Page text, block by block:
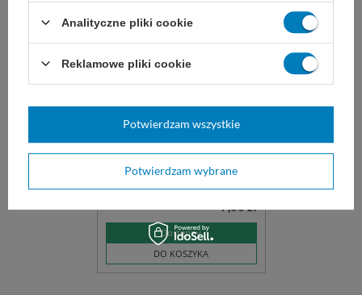
Gaziki do dezynfekcji 6 x 6
cm (100 szt.) UroMed
Gaziki do dezynfekcji skóry.
Dostępny
DO KOSZYKA
7,00 zł
Analityczne pliki cookie
Reklamowe pliki cookie
Potwierdzam wybrane
Potwierdzam wszystkie